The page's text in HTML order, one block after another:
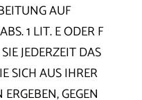
AUF
1 LIT. E ODER F
JEDERZEIT DAS
SICH AUS IHRER
GEGEN